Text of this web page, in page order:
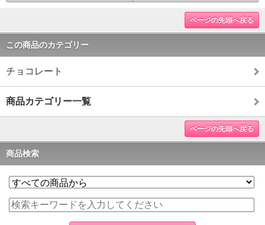
ページの先頭へ戻る
この商品のカテゴリー
チョコレート
商品カテゴリー一覧
ページの先頭へ戻る
商品検索